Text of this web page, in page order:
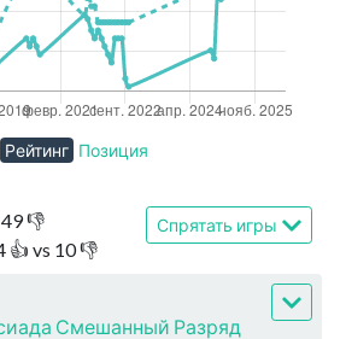
49👎
👍 vs 10👎
Спрятать игры
Смешанный Разряд
Рейтинг Позиция